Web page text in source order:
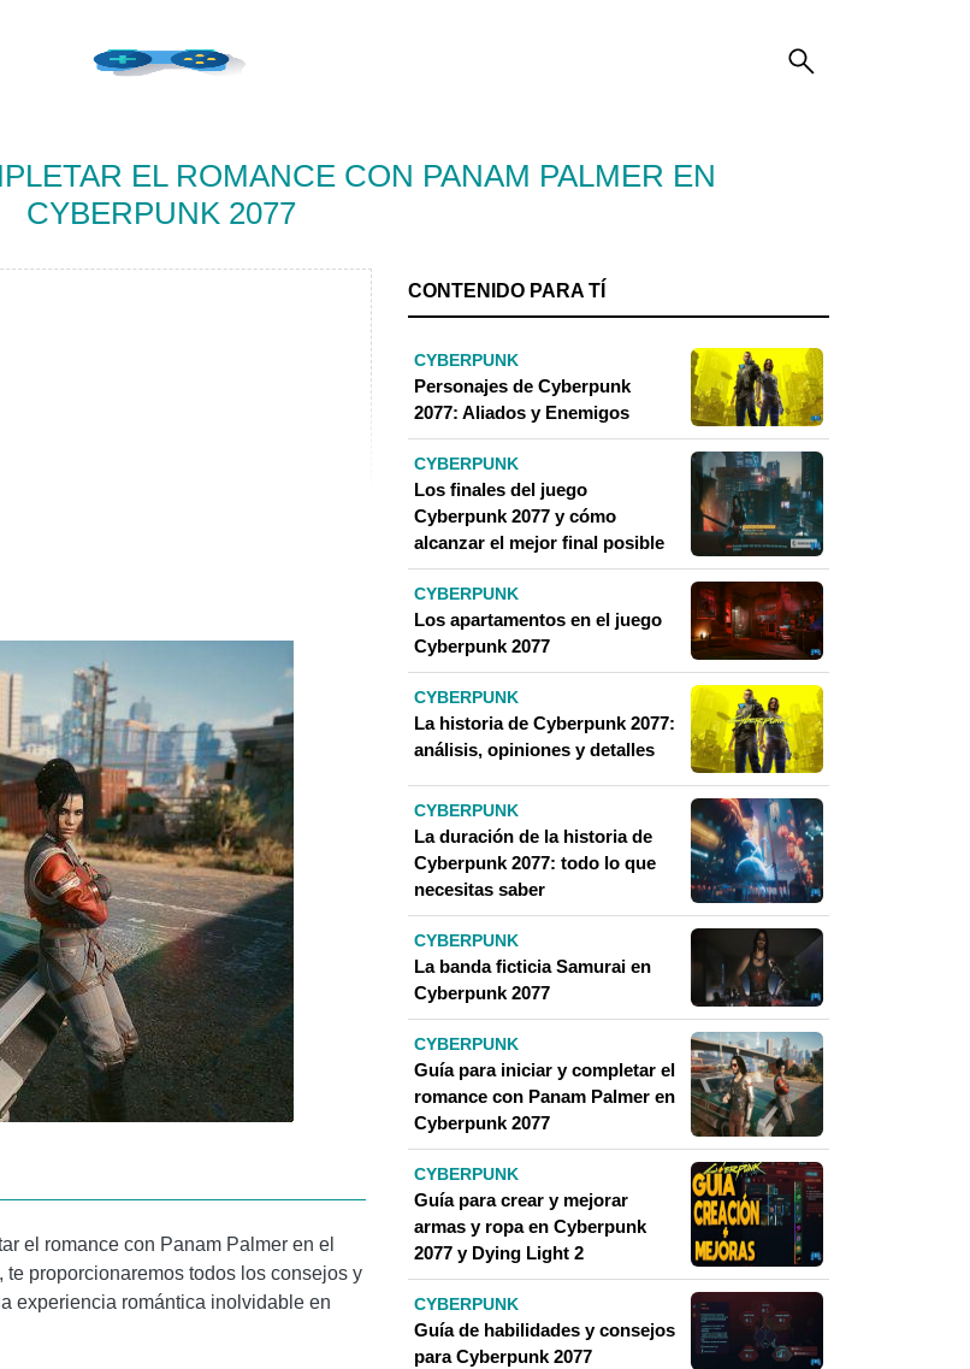
EL ROMANCE CON PANAM PALMER EN
CYBERPUNK 2077
PALMER
UNA RELACIÓN CON OTRO
DURANTE EL JUEGO?
el romance con Panam Palmer en el
proporcionaremos todos los consejos y
experiencia romántica inolvidable en
CONTENIDO PARA TÍ
CYBERPUNK
Personajes de Cyberpunk
2077: Aliados y Enemigos
CYBERPUNK
Los finales del juego
Cyberpunk 2077 y cómo
alcanzar el mejor final posible
CYBERPUNK
Los apartamentos en el juego
Cyberpunk 2077
CYBERPUNK
La historia de Cyberpunk 2077:
análisis, opiniones y detalles
CYBERPUNK
La duración de la historia de
Cyberpunk 2077: todo lo que
necesitas saber
CYBERPUNK
La banda ficticia Samurai en
Cyberpunk 2077
CYBERPUNK
Guía para iniciar y completar el
romance con Panam Palmer en
Cyberpunk 2077
CYBERPUNK
Guía para crear y mejorar
armas y ropa en Cyberpunk
2077 y Dying Light 2
CYBERPUNK
Guía de habilidades y consejos
para Cyberpunk 2077